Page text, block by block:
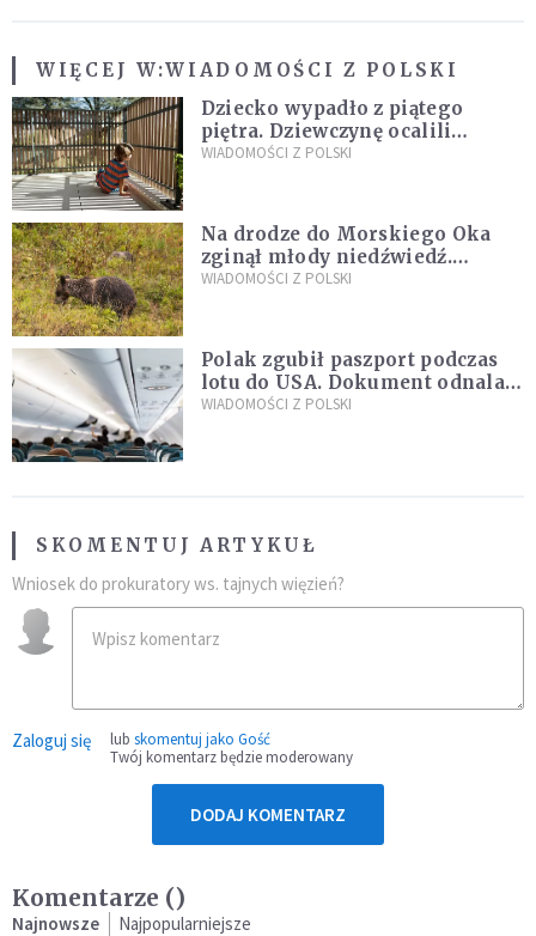
WIĘCEJ W:WIADOMOŚCI Z POLSKI
Dziecko wypadło z piątego
piętra. Dziewczynę ocalili
sąsiedzi
WIADOMOŚCI Z POLSKI
Na drodze do Morskiego Oka
zginął młody niedźwiedź.
Sprawę bada Policja i TPN
WIADOMOŚCI Z POLSKI
Polak zgubił paszport podczas
lotu do USA. Dokument odnalazł
się w nietypowym miejscu
WIADOMOŚCI Z POLSKI
SKOMENTUJ ARTYKUŁ
Wniosek do prokuratory ws. tajnych więzień?
Zaloguj się lub skomentuj jako Gość
Twój komentarz będzie moderowany
DODAJ KOMENTARZ
Komentarze ()
Najnowsze Najpopularniejsze